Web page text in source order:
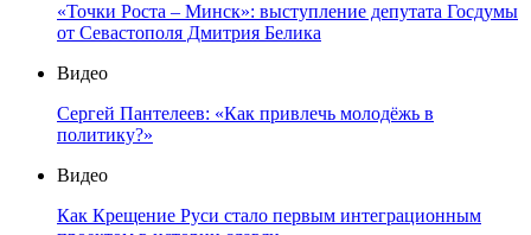
«Точки Роста – Минск»: выступление депутата Госдумы
от Севастополя Дмитрия Белика
Видео
Сергей Пантелеев: «Как привлечь молодёжь в
политику?»
Видео
Как Крещение Руси стало первым интеграционным